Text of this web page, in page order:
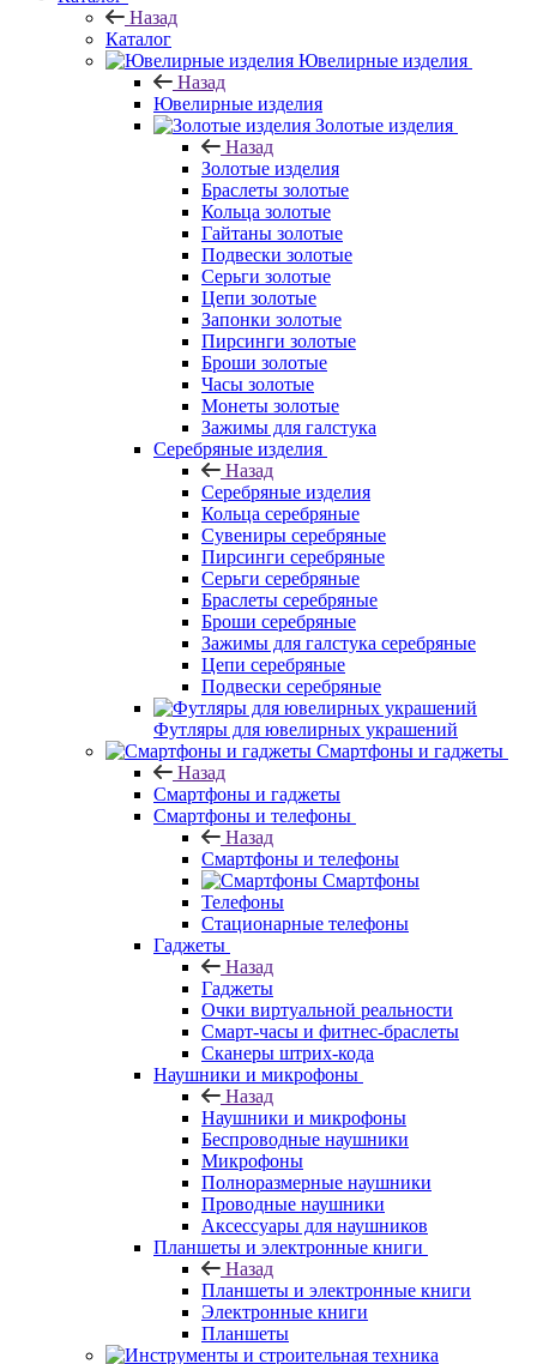
Назад
Каталог
Ювелирные изделия
Назад
Ювелирные изделия
Золотые изделия
Назад
Золотые изделия
Браслеты золотые
Кольца золотые
Гайтаны золотые
Подвески золотые
Серьги золотые
Цепи золотые
Запонки золотые
Пирсинги золотые
Броши золотые
Часы золотые
Монеты золотые
Зажимы для галстука
Серебряные изделия
Назад
Серебряные изделия
Кольца серебряные
Сувениры серебряные
Пирсинги серебряные
Серьги серебряные
Браслеты серебряные
Броши серебряные
Зажимы для галстука серебряные
Цепи серебряные
Подвески серебряные
Футляры для ювелирных украшений
Смартфоны и гаджеты
Назад
Смартфоны и гаджеты
Смартфоны и телефоны
Назад
Смартфоны и телефоны
Смартфоны
Телефоны
Стационарные телефоны
Гаджеты
Назад
Гаджеты
Очки виртуальной реальности
Смарт-часы и фитнес-браслеты
Сканеры штрих-кода
Наушники и микрофоны
Назад
Наушники и микрофоны
Беспроводные наушники
Микрофоны
Полноразмерные наушники
Проводные наушники
Аксессуары для наушников
Планшеты и электронные книги
Назад
Планшеты и электронные книги
Электронные книги
Планшеты